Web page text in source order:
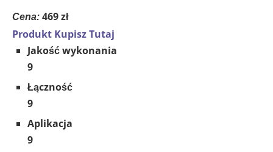
Cena: 469 zł
Produkt Kupisz Tutaj
Jakość wykonania
9
Łączność
9
Aplikacja
9